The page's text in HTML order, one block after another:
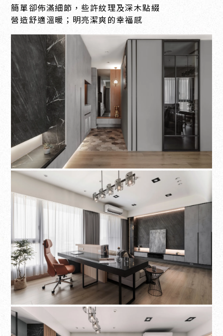
簡單卻佈滿細節，些許紋理及深木點綴
營造舒適溫暖；明亮潔爽的幸福感